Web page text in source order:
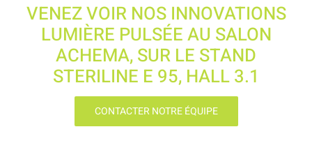
VENEZ VOIR NOS INNOVATIONS
LUMIÈRE PULSÉE AU SALON
ACHEMA, SUR LE STAND
STERILINE E 95, HALL 3.1
CONTACTER NOTRE ÉQUIPE